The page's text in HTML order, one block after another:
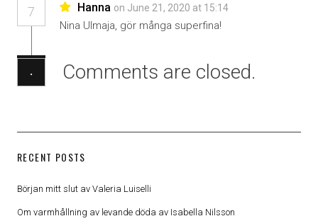
7 Hanna on June 21, 2020 at 15:14
Nina Ulmaja, gör många superfina!
· Comments are closed.
RECENT POSTS
Början mitt slut av Valeria Luiselli
Om varmhållning av levande döda av Isabella Nilsson